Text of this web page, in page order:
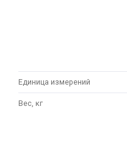
Единица измерений
Вес, кг